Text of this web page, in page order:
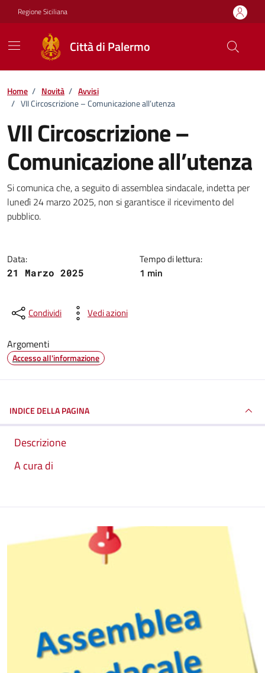
Vai ai contenuti
Vai al footer
Regione Siciliana
Città di Palermo
Home / Novità / Avvisi
/ VII Circoscrizione – Comunicazione all’utenza
VII Circoscrizione –
Comunicazione all’utenza
Dettagli della notizia
Si comunica che, a seguito di assemblea sindacale, indetta per
lunedì 24 marzo 2025, non si garantisce il ricevimento del
pubblico.
Data:
21 Marzo 2025
Tempo di lettura:
1 min
Condividi Vedi azioni
Argomenti
Accesso all'informazione
INDICE DELLA PAGINA
Descrizione
A cura di